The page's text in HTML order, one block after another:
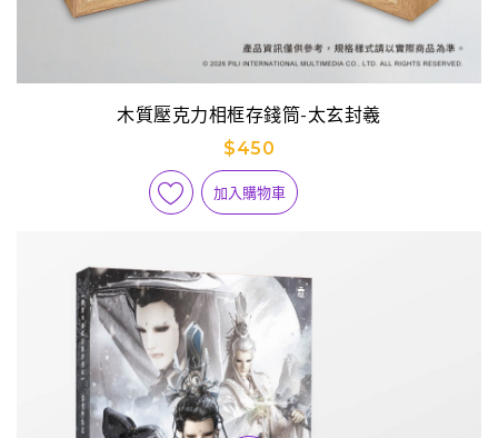
木質壓克力相框存錢筒-太玄封羲
$450
加入購物車